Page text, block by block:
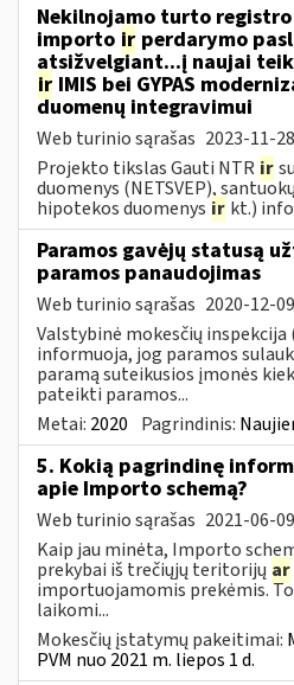
Nekilnojamo turto registro
importo ir perdarymo
atsižvelgiant...į naujai
ir IMIS bei GYPAS
duomenų integravimui
Web turinio sąrašas 2023-11-28
Projekto tikslas Gauti NTR ir
duomenys (NETSVEP),
hipotekos duomenys ir kt.)
Paramos gavėjų statusą
paramos panaudojimas
Web turinio sąrašas 2020-12-09
Valstybinė mokesčių inspekcija
informuoja, jog paramos
paramą suteikusios įmonės
pateikti paramos...
Metai: 2020 Pagrindinis:
5. Kokią pagrindinę
apie Importo schemą?
Web turinio sąrašas 2021-06-09
Kaip jau minėta, Importo
prekybai iš trečiųjų teritorijų ar
importuojamomis prekėmis.
laikomi...
Mokesčių įstatymų pakeitimai:
PVM nuo 2021 m. liepos 1 d.